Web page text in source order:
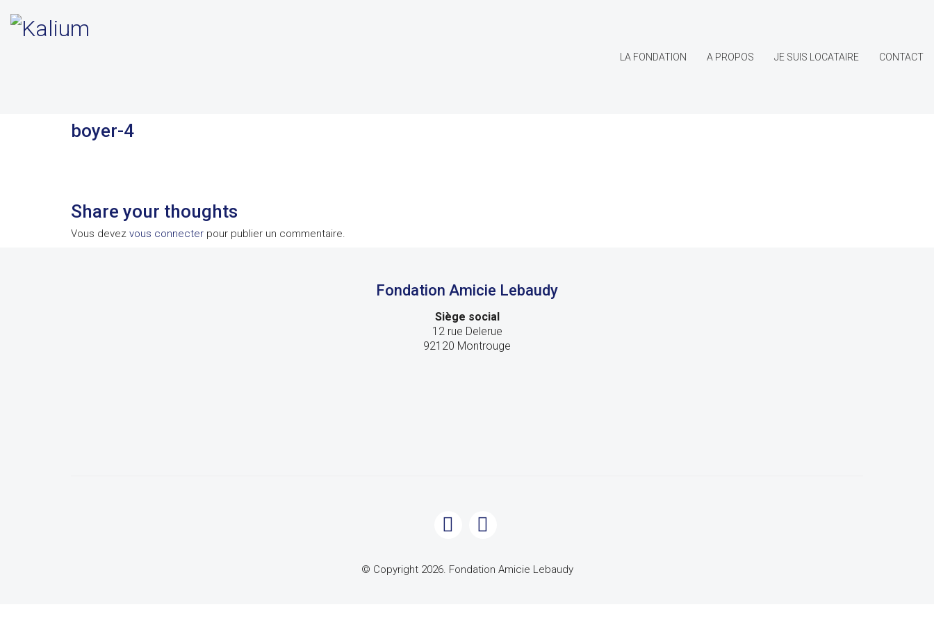
LA FONDATION A PROPOS JE SUIS LOCATAIRE CONTACT
boyer-4
Share your thoughts
Vous devez vous connecter pour publier un commentaire.
Fondation Amicie Lebaudy
Siège social
12 rue Delerue
92120 Montrouge
© Copyright 2026. Fondation Amicie Lebaudy